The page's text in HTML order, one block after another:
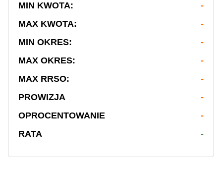
MIN KWOTA:
-
MAX KWOTA:
-
MIN OKRES:
-
MAX OKRES:
-
MAX RRSO:
-
PROWIZJA
-
OPROCENTOWANIE
-
RATA
-